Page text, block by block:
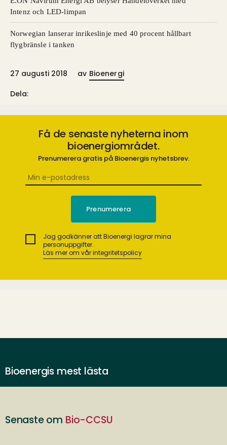
Intenz och LED-limpan
Norwegian lanserar inrikeslinje med 40 procent hållbart
flygbränsle i tanken
27 augusti 2018 av Bioenergi
Dela:
Få de senaste nyheterna inom
bioenergiområdet.
Prenumerera gratis på Bioenergis nyhetsbrev.
Jag godkänner att Bioenergi lagrar mina
personuppgifter.
Läs mer om vår integritetspolicy
Bioenergis mest lästa
Senaste om Bio-CCSU